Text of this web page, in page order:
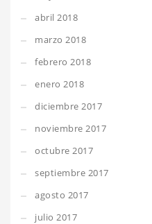
abril 2018
marzo 2018
febrero 2018
enero 2018
diciembre 2017
noviembre 2017
octubre 2017
septiembre 2017
agosto 2017
julio 2017